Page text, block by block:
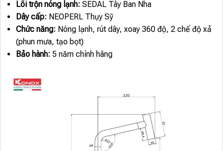
Lõi trộn nóng lạnh: SEDAL Tây Ban Nha
Dây cấp: NEOPERL Thụy Sỹ
Chức năng: Nóng lạnh, rút dây, xoay 360 độ, 2 chế độ xả
(phun mưa, tạo bọt)
Bảo hành: 5 năm chính hãng